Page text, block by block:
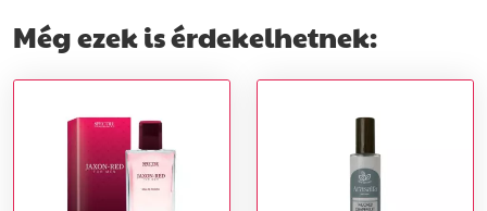
Még ezek is érdekelhetnek: